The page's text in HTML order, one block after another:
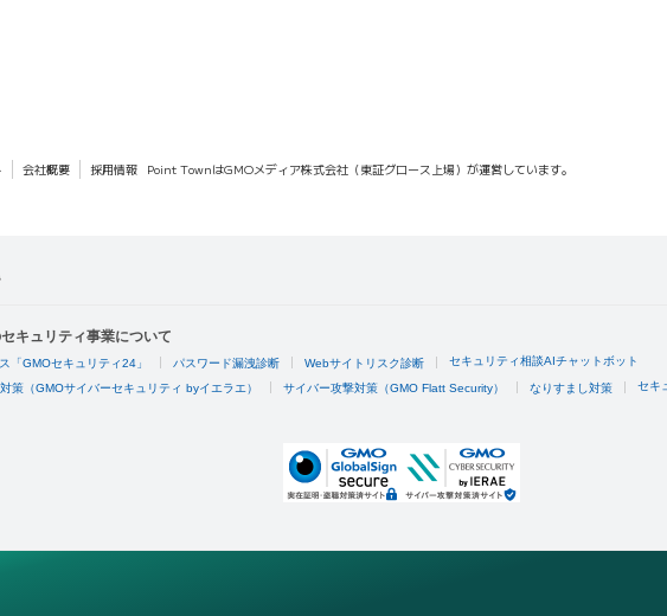
会社概要 採用情報 Point TownはGMOメディア株式会社（東証グロース上場）が運営しています。
キュリティ事業について
「GMOセキュリティ24」 パスワード漏洩診断 Webサイトリスク診断 セキュリティ相談AIチャットボット
策（GMOサイバーセキュリティ byイエラエ） サイバー攻撃対策（GMO Flatt Security） なりすまし対策 セキ